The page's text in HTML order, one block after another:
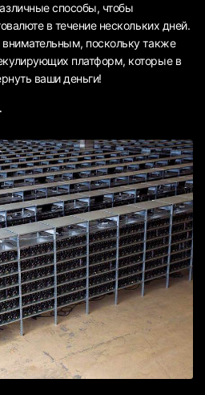
способы, чтобы
в течение нескольких дней.
поскольку также
платформ, которые в
ваши деньги!